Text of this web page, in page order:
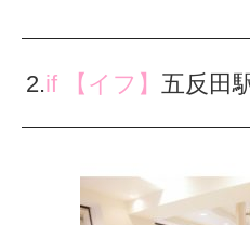
2.if 【イフ】五反田